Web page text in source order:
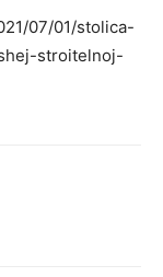
07/01/stolica-
stroitelnoj-